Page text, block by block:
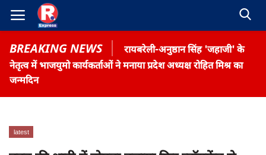
BREAKING NEWS
रायबरेली-अनुष्ठान सिंह 'जहाजी' के
नेतृत्व में भाजयुमो कार्यकर्ताओं ने मनाया प्रदेश अध्यक्ष रोहित मिश्र का
जन्मदिन
Home
latest